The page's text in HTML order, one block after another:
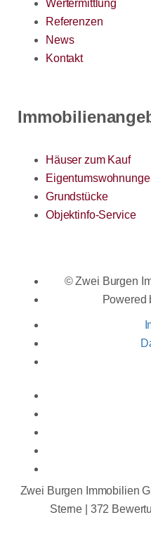
Wertermittlung
Referenzen
News
Kontakt
Häuser zum Kauf
Grundstücke
Objektinfo-Service
© Zwei Burgen
Powered
Zwei Burgen Immobilien
Sterne | 372